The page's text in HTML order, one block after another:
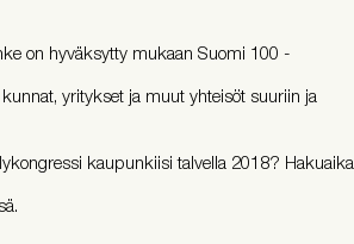
on hyväksytty mukaan Suomi 100 -
yritykset ja muut yhteisöt suuriin ja
kaupunkiisi talvella 2018? Hakuaika